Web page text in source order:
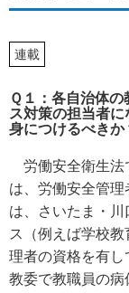
連載
Ｑ１：各自治体
ス対策の担当者
身につけるべきか
労働安全衛生法
は、労働安全管
は、さいたま・
ス（例えば学校
理者の資格を有
教委で教職員の